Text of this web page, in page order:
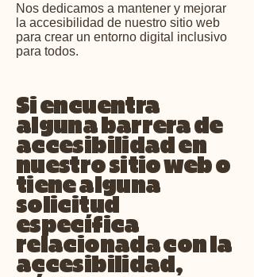
Nos dedicamos a mantener y mejorar
la accesibilidad de nuestro sitio web
para crear un entorno digital inclusivo
para todos.
Si encuentra
alguna barrera de
accesibilidad en
nuestro sitio web o
tiene alguna
solicitud
específica
relacionada con la
accesibilidad,